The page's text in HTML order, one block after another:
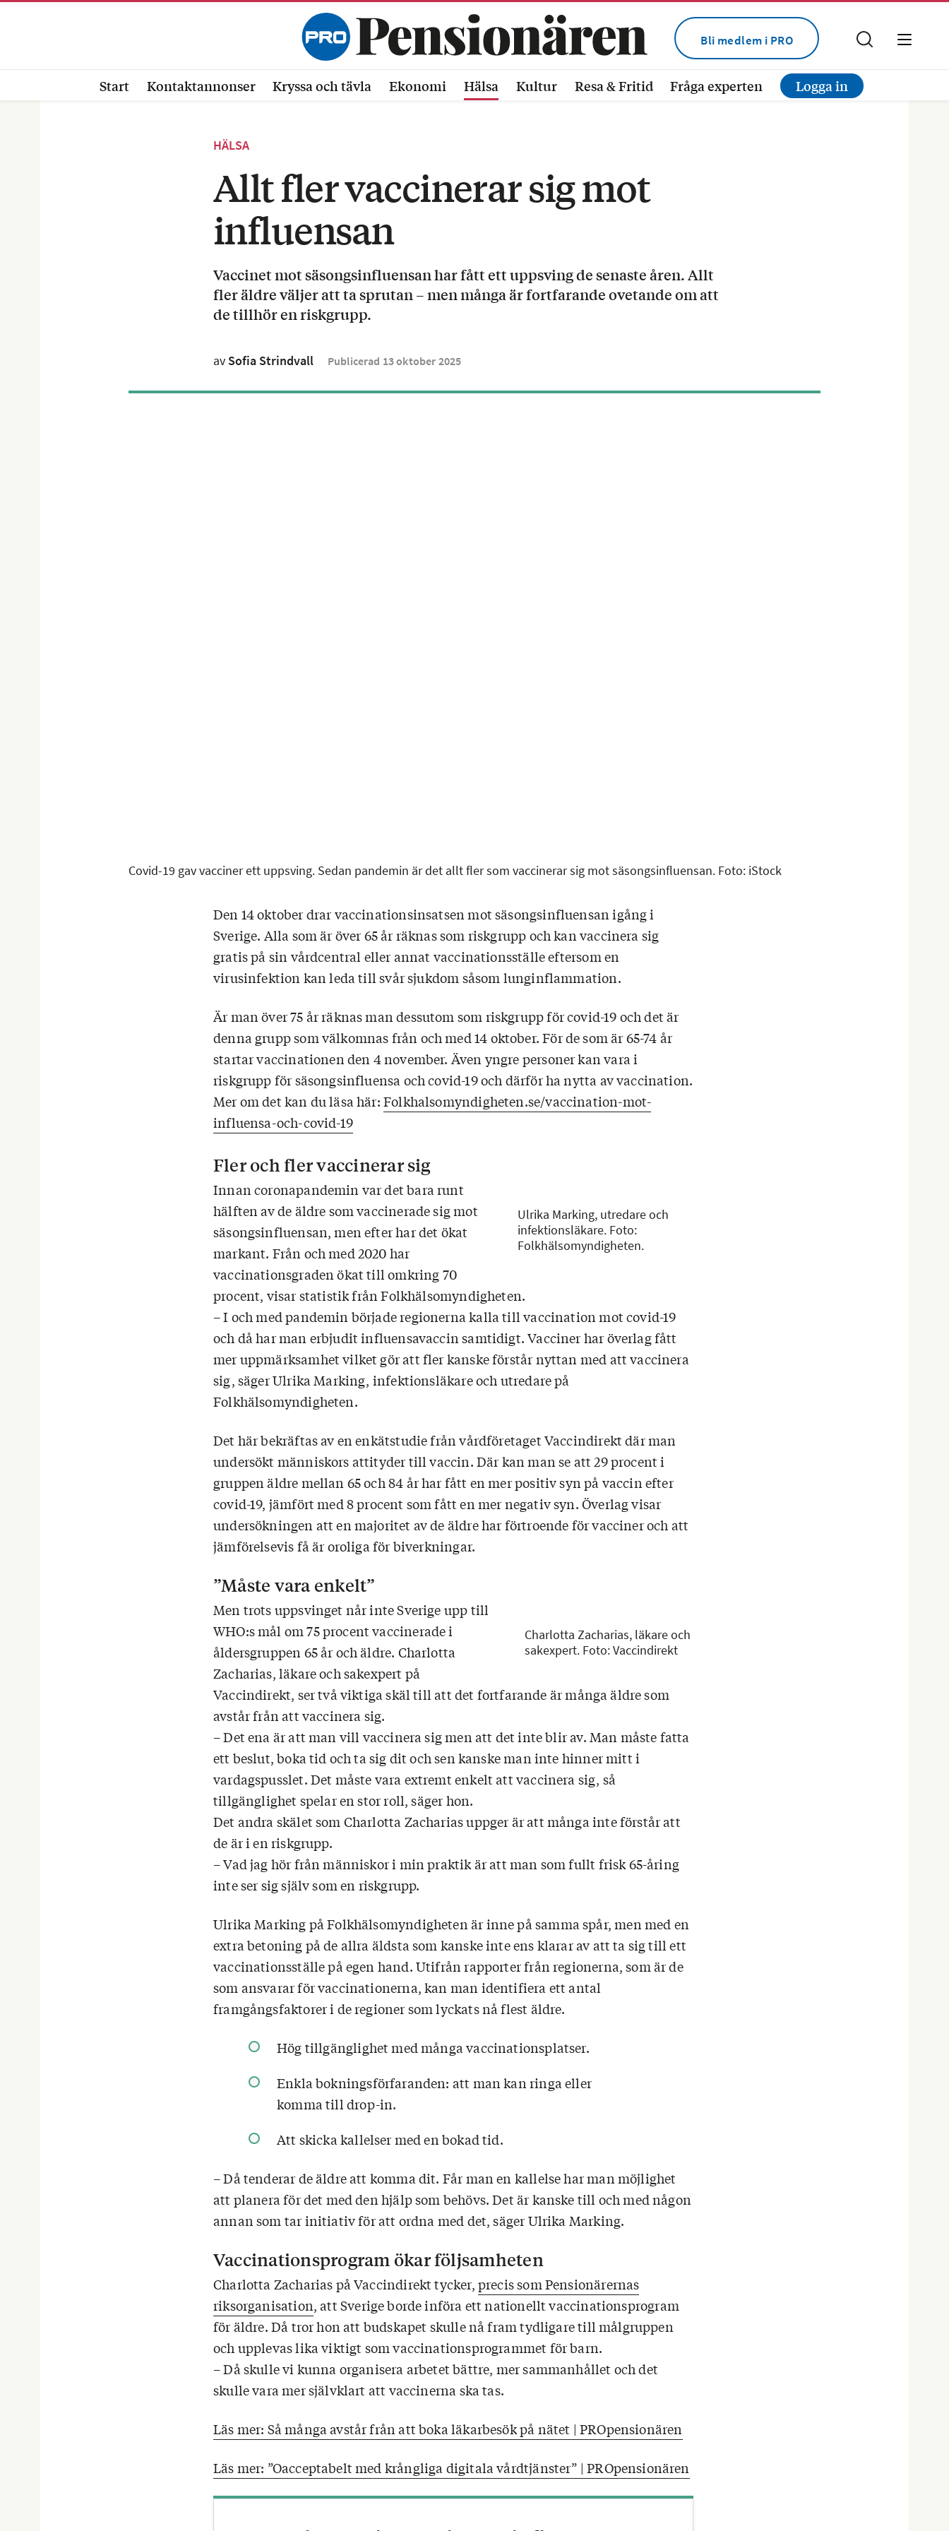
Bli medlem i PRO
Start Kontaktannonser Kryssa och tävla Ekonomi Hälsa Kultur Resa & Fritid Fråga experten Logga in
HÄLSA
Allt fler vaccinerar sig mot
influensan
Vaccinet mot säsongsinfluensan har fått ett uppsving de senaste åren. Allt
fler äldre väljer att ta sprutan – men många är fortfarande ovetande om att
de tillhör en riskgrupp.
av Sofia Strindvall Publicerad 13oktober 2025
Covid-19 gav vacciner ett uppsving. Sedan pandemin är det allt fler som vaccinerar sig mot säsongsinfluensan. Foto: iStock
Den 14 oktober drar vaccinationsinsatsen mot säsongsinfluensan igång i
Sverige. Alla som är över 65 år räknas som riskgrupp och kan vaccinera sig
gratis på sin vårdcentral eller annat vaccinationsställe eftersom en
virusinfektion kan leda till svår sjukdom såsom lunginflammation.
Är man över 75 år räknas man dessutom som riskgrupp för covid-19 och det är
denna grupp som välkomnas från och med 14 oktober. För de som är 65-74 år
startar vaccinationen den 4 november. Även yngre personer kan vara i
riskgrupp för säsongsinfluensa och covid-19 och därför ha nytta av vaccination.
Mer om det kan du läsa här:Folkhalsomyndigheten.se/vaccination-mot-
influensa-och-covid-19
Fler och fler vaccinerar sig
Ulrika Marking, utredare och
infektionsläkare. Foto:
Folkhälsomyndigheten.
Innan coronapandemin var det bara runt
hälften av de äldre som vaccinerade sig mot
säsongsinfluensan, men efter har det ökat
markant. Från och med 2020 har
vaccinationsgraden ökat till omkring 70
procent, visar statistik från Folkhälsomyndigheten.
– I och med pandemin började regionerna kalla till vaccination mot covid-19
och då har man erbjudit influensavaccin samtidigt. Vacciner har överlag fått
mer uppmärksamhet vilket gör att fler kanske förstår nyttan med att vaccinera
sig, säger Ulrika Marking, infektionsläkare och utredare på
Folkhälsomyndigheten.
Det här bekräftas av en enkätstudie från vårdföretaget Vaccindirekt där man
undersökt människors attityder till vaccin. Där kan man se att 29 procent i
gruppen äldre mellan 65 och 84 år har fått en mer positiv syn på vaccin efter
covid-19, jämfört med 8 procent som fått en mer negativ syn. Överlag visar
undersökningen att en majoritet av de äldre har förtroende för vacciner och att
jämförelsevis få är oroliga för biverkningar.
”Måste vara enkelt”
Charlotta Zacharias, läkare och
sakexpert. Foto: Vaccindirekt
Men trots uppsvinget når inte Sverige upp till
WHO:s mål om 75 procent vaccinerade i
åldersgruppen 65 år och äldre. Charlotta
Zacharias, läkare och sakexpert på
Vaccindirekt, ser två viktiga skäl till att det fortfarande är många äldre som
avstår från att vaccinera sig.
– Det ena är att man vill vaccinera sig men att det inte blir av. Man måste fatta
ett beslut, boka tid och ta sig dit och sen kanske man inte hinner mitt i
vardagspusslet. Det måste vara extremt enkelt att vaccinera sig, så
tillgänglighet spelar en stor roll, säger hon.
Det andra skälet som Charlotta Zacharias uppger är att många inte förstår att
de är i en riskgrupp.
– Vad jag hör från människor i min praktik är att man som fullt frisk 65-åring
inte ser sig själv som en riskgrupp.
Ulrika Marking på Folkhälsomyndigheten är inne på samma spår, men med en
extra betoning på de allra äldsta som kanske inte ens klarar av att ta sig till ett
vaccinationsställe på egen hand. Utifrån rapporter från regionerna, som är de
som ansvarar för vaccinationerna, kan man identifiera ett antal
framgångsfaktorer i de regioner som lyckats nå flest äldre.
Hög tillgänglighet med många vaccinationsplatser.
Enkla bokningsförfaranden: att man kan ringa eller
komma till drop-in.
Att skicka kallelser med en bokad tid.
– Då tenderar de äldre att komma dit. Får man en kallelse har man möjlighet
att planera för det med den hjälp som behövs. Det är kanske till och med någon
annan som tar initiativ för att ordna med det, säger Ulrika Marking.
Vaccinationsprogram ökar följsamheten
Charlotta Zacharias på Vaccindirekt tycker,precis som Pensionärernas
riksorganisation, att Sverige borde införa ett nationellt vaccinationsprogram
för äldre. Då tror hon att budskapet skulle nå fram tydligare till målgruppen
och upplevas lika viktigt som vaccinationsprogrammet för barn.
– Då skulle vi kunna organisera arbetet bättre, mer sammanhållet och det
skulle vara mer självklart att vaccinerna ska tas.
Läs mer: Så många avstår från att boka läkarbesök på nätet | PROpensionären
Läs mer: ”Oacceptabelt med krångliga digitala vårdtjänster” | PROpensionären